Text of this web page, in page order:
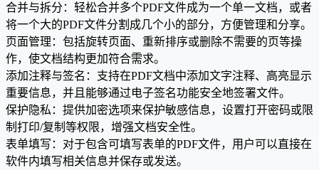
合并与拆分：轻松合并多个PDF文件成为一个单一文档，或者
将一个大的PDF文件分割成几个小的部分，方便管理和分享。
页面管理：包括旋转页面、重新排序或删除不需要的页等操
作，使文档结构更加符合需求。
添加注释与签名：支持在PDF文档中添加文字注释、高亮显示
重要信息，并且能够通过电子签名功能安全地签署文件。
保护隐私：提供加密选项来保护敏感信息，设置打开密码或限
制打印/复制等权限，增强文档安全性。
表单填写：对于包含可填写表单的PDF文件，用户可以直接在
软件内填写相关信息并保存或发送。